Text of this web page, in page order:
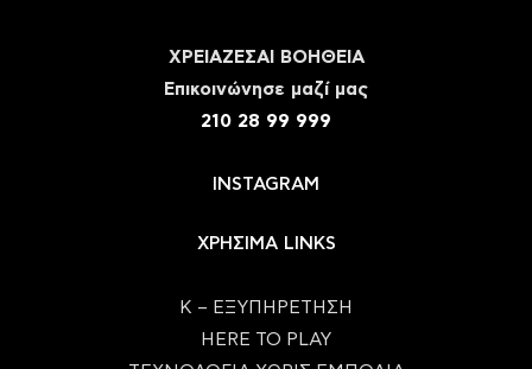
ΧΡΕΙΑΖΕΣΑΙ ΒΟΗΘΕΙΑ
Eπικοινώνησε μαζί μας
210 28 99 999
INSTAGRAM
ΧΡΗΣΙΜΑ LINKS
Κ – ΕΞΥΠΗΡΕΤΗΣΗ
HERE TO PLAY